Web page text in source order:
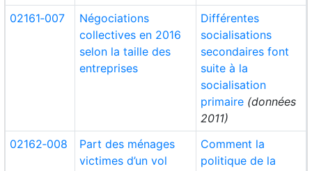
02161‑007
Négociations
collectives en 2016
selon la taille des
entreprises
Différentes
socialisations
secondaires font
suite à la
socialisation
primaire (données
2011)
02162‑008
Part des ménages
victimes d’un vol
Comment la
politique de la